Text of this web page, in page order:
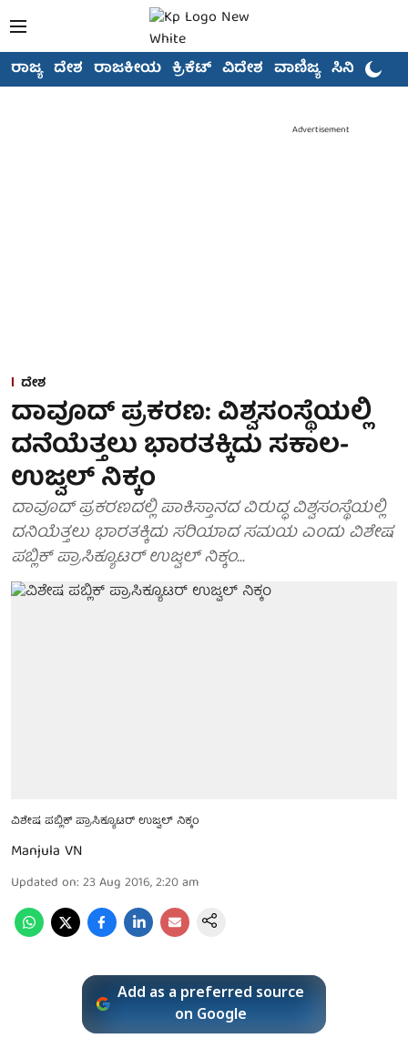
ರಾಜ್ಯ ದೇಶ ರಾಜಕೀಯ ಕ್ರಿಕೆಟ್ ವಿದೇಶ ವಾಣಿಜ್ಯ ಸಿನಿಮಾ
Advertisement
ದೇಶ
ದಾವೂದ್ ಪ್ರಕರಣ: ವಿಶ್ವಸಂಸ್ಥೆಯಲ್ಲಿ
ದನೆಯೆತ್ತಲು ಭಾರತಕ್ಕಿದು ಸಕಾಲ-
ಉಜ್ವಲ್ ನಿಕ್ಕಂ
ದಾವೂದ್ ಪ್ರಕರಣದಲ್ಲಿ ಪಾಕಿಸ್ತಾನದ ವಿರುದ್ಧ ವಿಶ್ವಸಂಸ್ಥೆಯಲ್ಲಿ
ದನಿಯೆತ್ತಲು ಭಾರತಕ್ಕಿದು ಸರಿಯಾದ ಸಮಯ ಎಂದು ವಿಶೇಷ
ಪಬ್ಲಿಕ್ ಪ್ರಾಸಿಕ್ಯೂಟರ್ ಉಜ್ವಲ್ ನಿಕ್ಕಂ...
ವಿಶೇಷ ಪಬ್ಲಿಕ್ ಪ್ರಾಸಿಕ್ಯೂಟರ್ ಉಜ್ವಲ್ ನಿಕ್ಕಂ
Manjula VN
Updated on: 23 Aug 2016, 2:20 am
Add as a preferred source
on Google